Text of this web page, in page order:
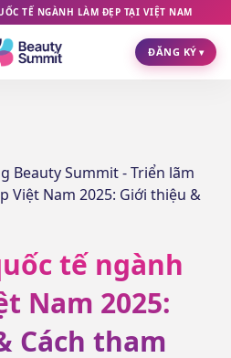
TẾ NGÀNH LÀM ĐẸP TẠI VIỆT NAM
ĐĂNG KÝ ▾
Beauty Summit-Triển lãm
Việt Nam 2025: Giới thiệu &
tế ngành
Nam 2025:
Cách tham